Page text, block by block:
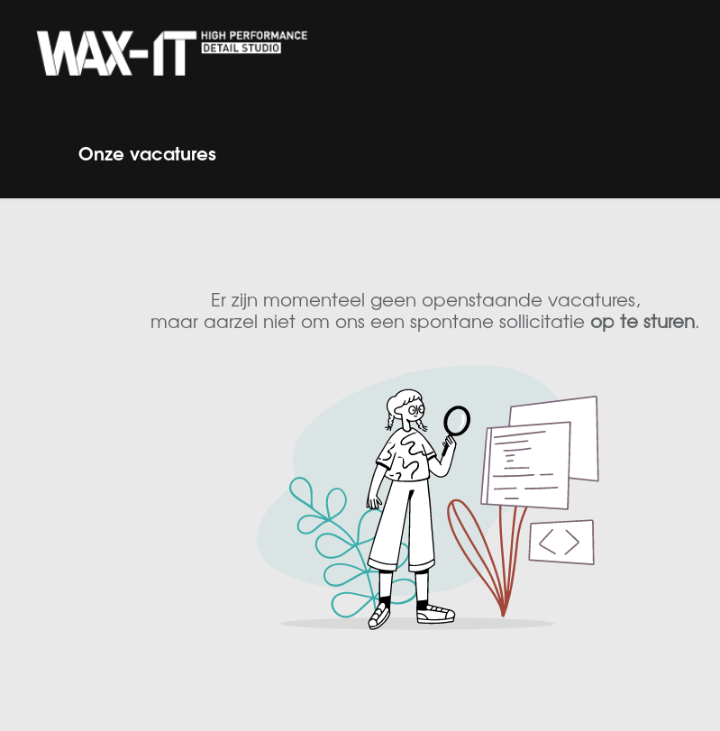
‎ HOME‎ ‎ KERAMISCHE COATING / LAKCORRECTIE
Onze vacatures
Er zijn momenteel geen openstaande vacatures,
maar aarzel niet om ons een spontane sollicitatie op te sturen.